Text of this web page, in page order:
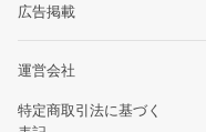
広告掲載
運営会社
特定商取引法に基づく